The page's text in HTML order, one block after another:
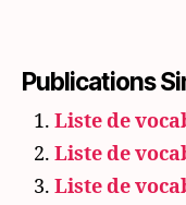
Publications
Liste de
Liste de
Liste de